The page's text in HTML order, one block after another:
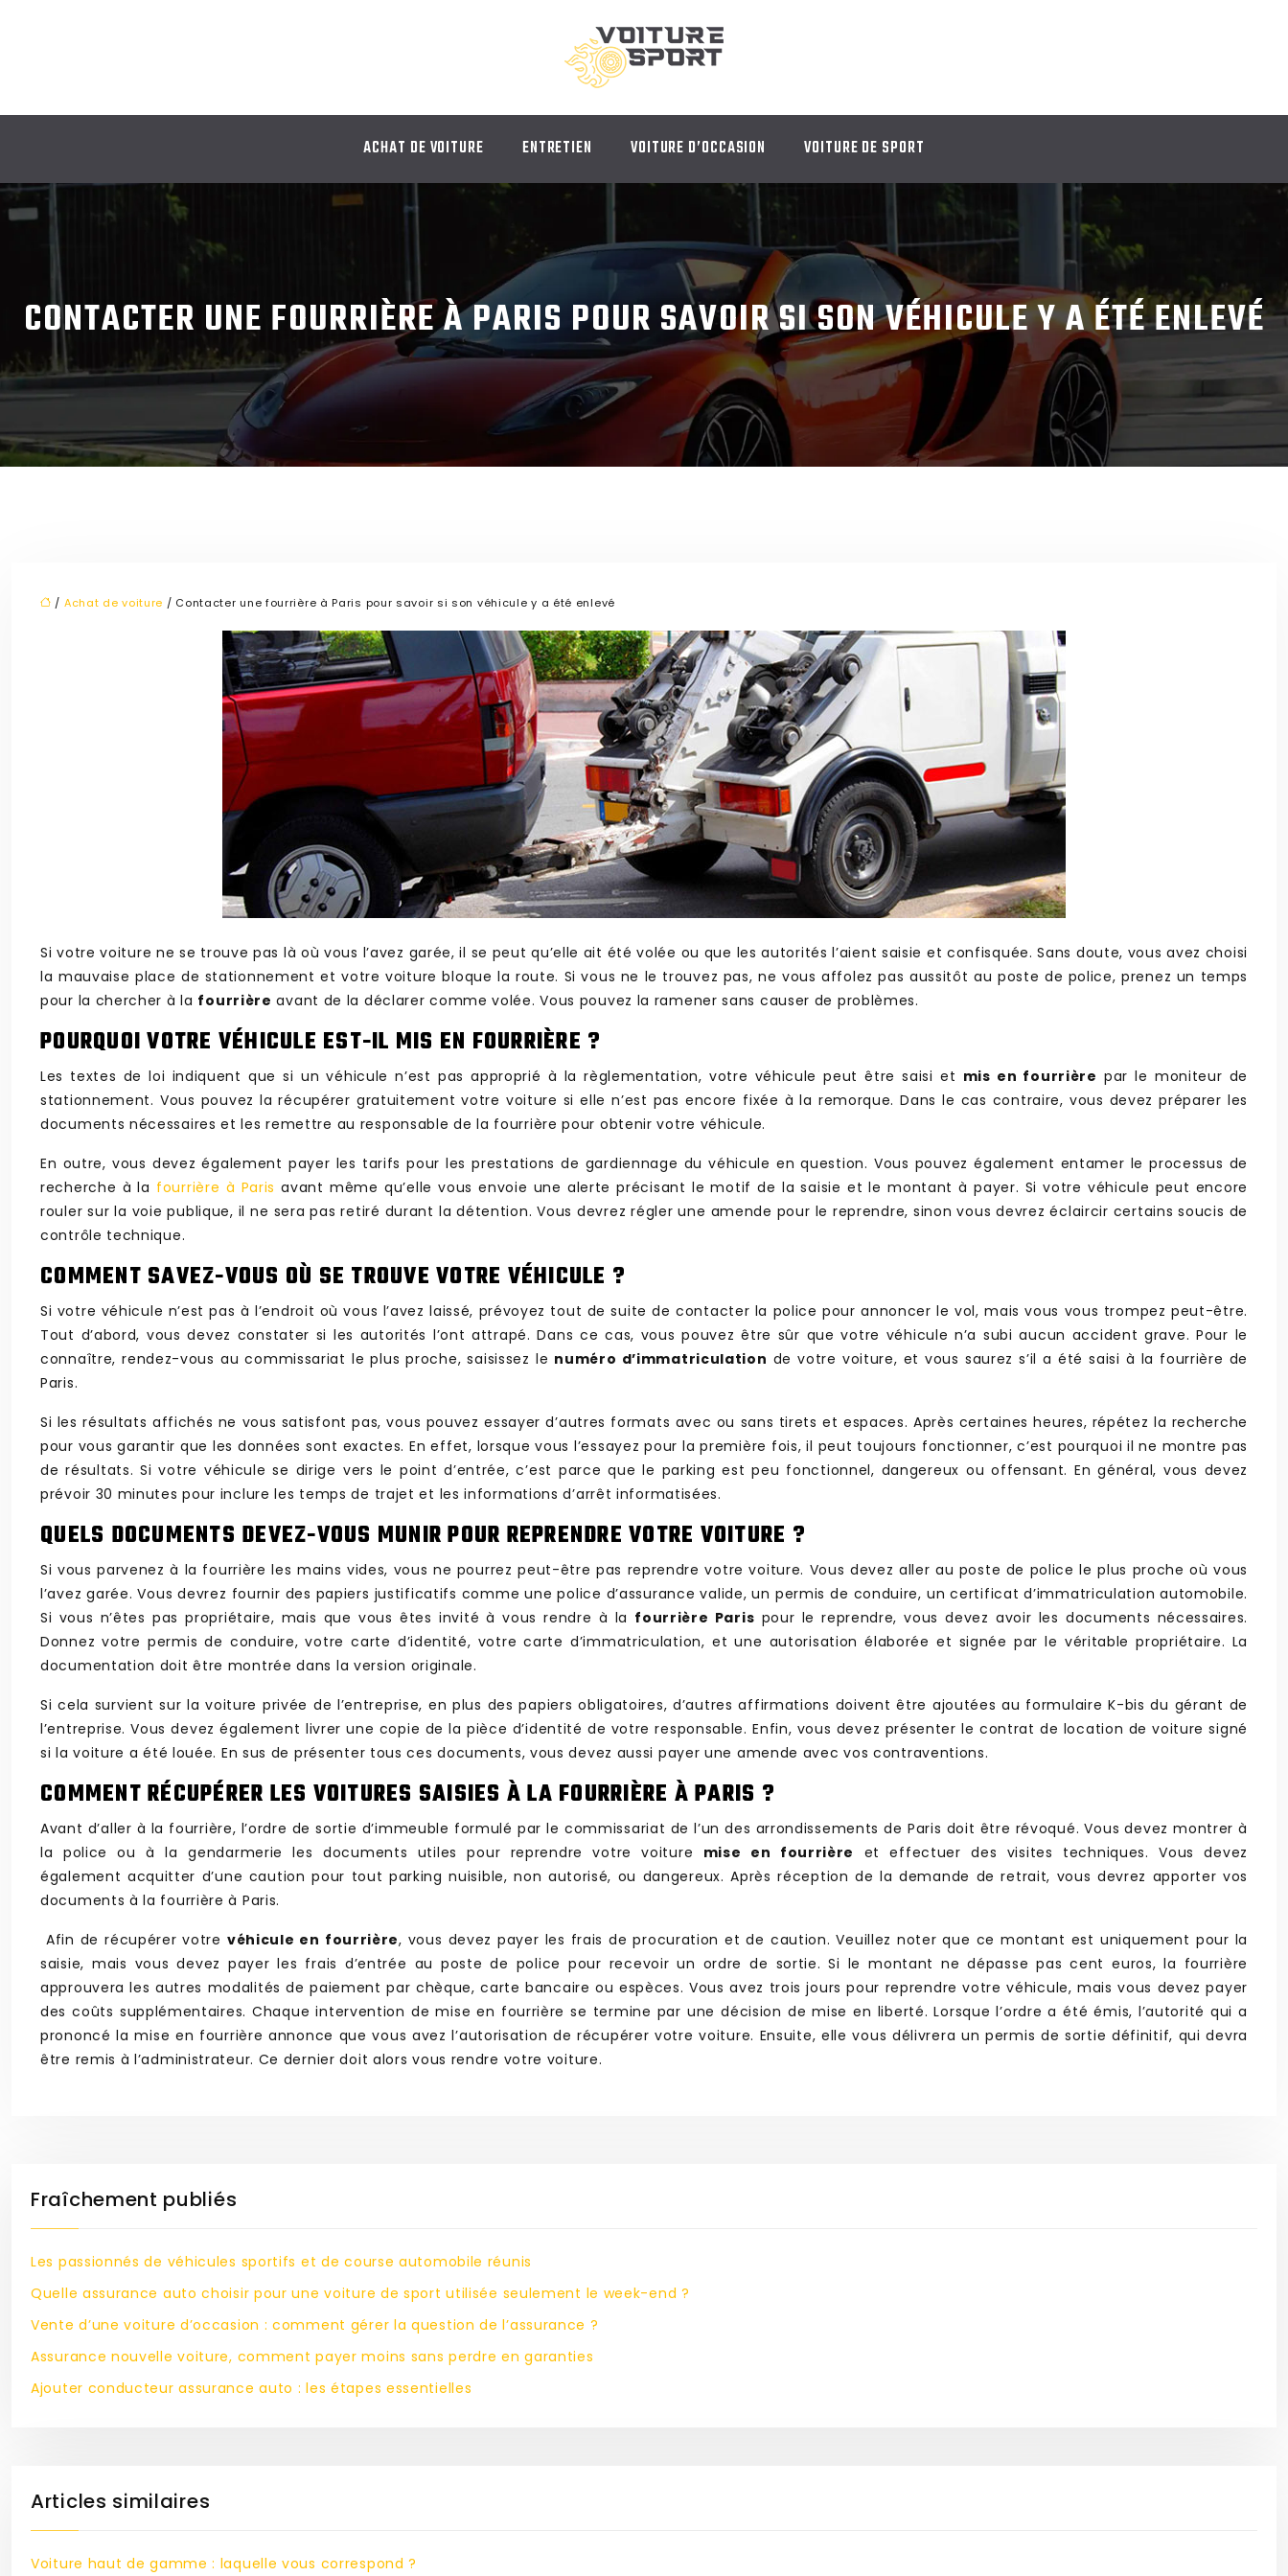
ACHAT DE VOITURE ENTRETIEN VOITURE D’OCCASION VOITURE DE SPORT
CONTACTER UNE FOURRIÈRE À PARIS POUR SAVOIR SI SON VÉHICULE Y A ÉTÉ ENLEVÉ
/ Achat de voiture / Contacter une fourrière à Paris pour savoir si son véhicule y a été enlevé
Si votre voiture ne se trouve pas là où vous l’avez garée, il se peut qu’elle ait été volée ou que les autorités l’aient saisie et confisquée. Sans doute, vous avez choisi
la mauvaise place de stationnement et votre voiture bloque la route. Si vous ne le trouvez pas, ne vous affolez pas aussitôt au poste de police, prenez un temps
pour la chercher à la fourrière avant de la déclarer comme volée. Vous pouvez la ramener sans causer de problèmes.
POURQUOI VOTRE VÉHICULE EST-IL MIS EN FOURRIÈRE ?
Les textes de loi indiquent que si un véhicule n’est pas approprié à la règlementation, votre véhicule peut être saisi et mis en fourrière par le moniteur de
stationnement. Vous pouvez la récupérer gratuitement votre voiture si elle n’est pas encore fixée à la remorque. Dans le cas contraire, vous devez préparer les
documents nécessaires et les remettre au responsable de la fourrière pour obtenir votre véhicule.
En outre, vous devez également payer les tarifs pour les prestations de gardiennage du véhicule en question. Vous pouvez également entamer le processus de
recherche à la fourrière à Paris avant même qu’elle vous envoie une alerte précisant le motif de la saisie et le montant à payer. Si votre véhicule peut encore
rouler sur la voie publique, il ne sera pas retiré durant la détention. Vous devrez régler une amende pour le reprendre, sinon vous devrez éclaircir certains soucis de
contrôle technique.
COMMENT SAVEZ-VOUS OÙ SE TROUVE VOTRE VÉHICULE ?
Si votre véhicule n’est pas à l’endroit où vous l’avez laissé, prévoyez tout de suite de contacter la police pour annoncer le vol, mais vous vous trompez peut-être.
Tout d’abord, vous devez constater si les autorités l’ont attrapé. Dans ce cas, vous pouvez être sûr que votre véhicule n’a subi aucun accident grave. Pour le
connaître, rendez-vous au commissariat le plus proche, saisissez le numéro d’immatriculation de votre voiture, et vous saurez s’il a été saisi à la fourrière de
Paris.
Si les résultats affichés ne vous satisfont pas, vous pouvez essayer d’autres formats avec ou sans tirets et espaces. Après certaines heures, répétez la recherche
pour vous garantir que les données sont exactes. En effet, lorsque vous l’essayez pour la première fois, il peut toujours fonctionner, c’est pourquoi il ne montre pas
de résultats. Si votre véhicule se dirige vers le point d’entrée, c’est parce que le parking est peu fonctionnel, dangereux ou offensant. En général, vous devez
prévoir 30 minutes pour inclure les temps de trajet et les informations d’arrêt informatisées.
QUELS DOCUMENTS DEVEZ-VOUS MUNIR POUR REPRENDRE VOTRE VOITURE ?
Si vous parvenez à la fourrière les mains vides, vous ne pourrez peut-être pas reprendre votre voiture. Vous devez aller au poste de police le plus proche où vous
l’avez garée. Vous devrez fournir des papiers justificatifs comme une police d’assurance valide, un permis de conduire, un certificat d’immatriculation automobile.
Si vous n’êtes pas propriétaire, mais que vous êtes invité à vous rendre à la fourrière Paris pour le reprendre, vous devez avoir les documents nécessaires.
Donnez votre permis de conduire, votre carte d’identité, votre carte d’immatriculation, et une autorisation élaborée et signée par le véritable propriétaire. La
documentation doit être montrée dans la version originale.
Si cela survient sur la voiture privée de l’entreprise, en plus des papiers obligatoires, d’autres affirmations doivent être ajoutées au formulaire K-bis du gérant de
l’entreprise. Vous devez également livrer une copie de la pièce d’identité de votre responsable. Enfin, vous devez présenter le contrat de location de voiture signé
si la voiture a été louée. En sus de présenter tous ces documents, vous devez aussi payer une amende avec vos contraventions.
COMMENT RÉCUPÉRER LES VOITURES SAISIES À LA FOURRIÈRE À PARIS ?
Avant d’aller à la fourrière, l’ordre de sortie d’immeuble formulé par le commissariat de l’un des arrondissements de Paris doit être révoqué. Vous devez montrer à
la police ou à la gendarmerie les documents utiles pour reprendre votre voiture mise en fourrière
et effectuer des visites techniques. Vous devez
également acquitter d’une caution pour tout parking nuisible, non autorisé, ou dangereux. Après réception de la demande de retrait, vous devrez apporter vos
documents à la fourrière à Paris.
Afin de récupérer votre véhicule en fourrière, vous devez payer les frais de procuration et de caution. Veuillez noter que ce montant est uniquement pour la
saisie, mais vous devez payer les frais d’entrée au poste de police pour recevoir un ordre de sortie. Si le montant ne dépasse pas cent euros, la fourrière
approuvera les autres modalités de paiement par chèque, carte bancaire ou espèces. Vous avez trois jours pour reprendre votre véhicule, mais vous devez payer
des coûts supplémentaires. Chaque intervention de mise en fourrière se termine par une décision de mise en liberté. Lorsque l’ordre a été émis, l’autorité qui a
prononcé la mise en fourrière annonce que vous avez l’autorisation de récupérer votre voiture. Ensuite, elle vous délivrera un permis de sortie définitif, qui devra
être remis à l’administrateur. Ce dernier doit alors vous rendre votre voiture.
Fraîchement publiés
Les passionnés de véhicules sportifs et de course automobile réunis
Quelle assurance auto choisir pour une voiture de sport utilisée seulement le week-end ?
Vente d’une voiture d’occasion : comment gérer la question de l’assurance ?
Assurance nouvelle voiture, comment payer moins sans perdre en garanties
Ajouter conducteur assurance auto : les étapes essentielles
Articles similaires
Voiture haut de gamme : laquelle vous correspond ?